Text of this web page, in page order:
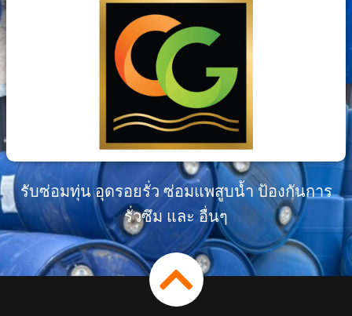
รับซ่อมทุ่น อุดรอยรั่ว ซ่อมแพสูบน้ำ ป้องกันการ
รั่วซึม และ อื่นๆ